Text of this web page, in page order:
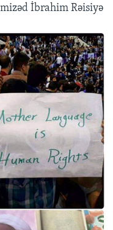
İbrahim Rəisiyə